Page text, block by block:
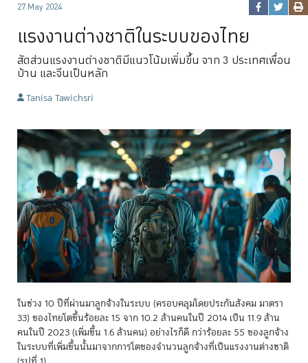
27 May 2024
แรงงานต่างชาติในระบบของไทย
สัดส่วนแรงงานต่างชาติมีแนวโน้มเพิ่มขึ้น จาก 3 ประเทศเพื่อน
บ้าน และจีนเป็นหลัก
Tanisa Tawichsri
ในช่วง 10 ปีที่ผ่านมาลูกจ้างในระบบ (ครอบคลุมโดยประกันสังคม มาตรา
33) ของไทยโตขึ้นร้อยละ 15 จาก 10.2 ล้านคนในปี 2014 เป็น 11.9 ล้าน
คนในปี 2023 (เพิ่มขึ้น 1.6 ล้านคน) อย่างไรก็ดี กว่าร้อยละ 55 ของลูกจ้าง
ในระบบที่เพิ่มขึ้นนั้นมาจากการโตของจำนวนลูกจ้างที่เป็นแรงงานต่างชาติ